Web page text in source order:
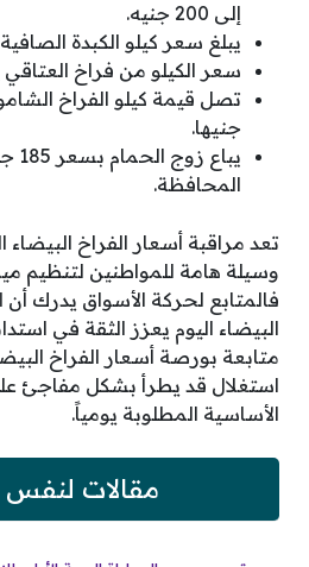
إلى 200 جنيه.
يبلغ سعر كيلو الكبدة الصافية 82 جنيها.
سعر الكيلو من فراخ العتاقي يستقر
جنيها.
المحافظة.
تعد مراقبة أسعار الفراخ البيضاء
وسيلة هامة للمواطنين لتنظيم
فالمتابع لحركة الأسواق يدرك أن
البيضاء اليوم يعزز الثقة في
متابعة بورصة أسعار الفراخ
استغلال قد يطرأ بشكل مفاجئ
الأساسية المطلوبة يومياً.
مقالات لنفس